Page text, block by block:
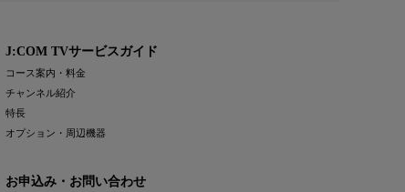
J:COM TVサービスガイド
コース案内・料金
チャンネル紹介
特長
オプション・周辺機器
お申込み・お問い合わせ